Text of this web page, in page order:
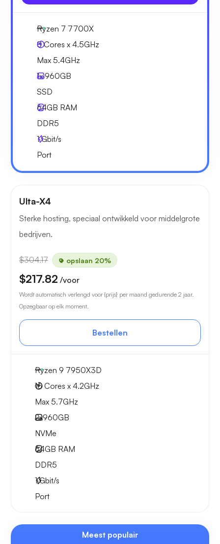
Ryzen 7 7700X
8 Cores x 4.5GHz
Max 5.4GHz
1x960GB
SSD
64GB RAM
DDR5
1Gbit/s
Port
Ulta-X4
Sterke hosting, speciaal ontwikkeld voor middelgrote
bedrijven.
$304.17 opslaan 20%
$217.82 /voor
Wordt automatisch verlengd voor {prijs} per maand gedurende 2 jaar.
Opzegbaar op elk moment.
Bestellen
Ryzen 9 7950X3D
16 Cores x 4.2GHz
Max 5.7GHz
2x960GB
NVMe
64GB RAM
DDR5
1Gbit/s
Port
Meest populair